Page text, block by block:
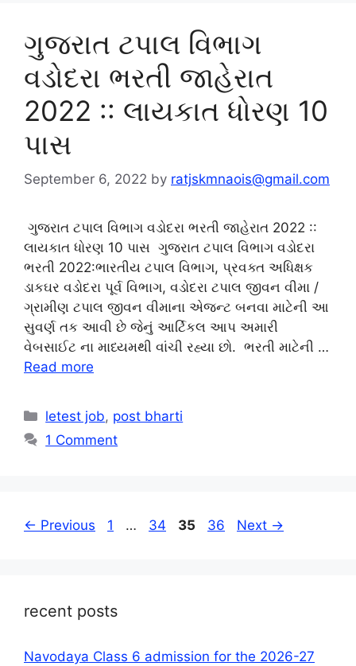
ગુજરાત ટપાલ વિભાગ
વડોદરા ભરતી જાહેરાત
2022 :: લાયકાત ધોરણ 10
પાસ
September 6, 2022 by ratjskmnaois@gmail.com
ગુજરાત ટપાલ વિભાગ વડોદરા ભરતી જાહેરાત 2022 ::
લાયકાત ધોરણ 10 પાસ ગુજરાત ટપાલ વિભાગ વડોદરા
ભરતી 2022:ભારતીય ટપાલ વિભાગ, પ્રવક્ત અધિક્ષક
ડાકઘર વડોદરા પૂર્વ વિભાગ, વડોદરા ટપાલ જીવન વીમા /
ગ્રામીણ ટપાલ જીવન વીમાના એજન્ટ બનવા માટેની આ
સુવર્ણ તક આવી છે જેનું આર્ટિકલ આપ અમારી
વેબસાઈટ ના માધ્યમથી વાંચી રહ્યા છો. ભરતી માટેની …
Read more
Categories
letest job, post bharti
1 Comment
← Previous Page
1 … Page
34 Page
35 Page
36 Next →
recent posts
Navodaya Class 6 admission for the 2026-27